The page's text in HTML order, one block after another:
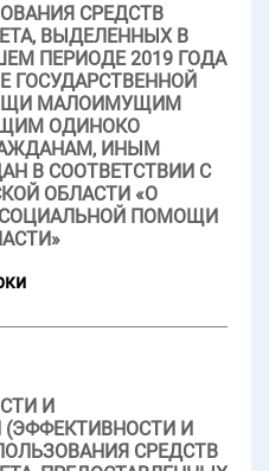
СРЕДСТВ
ВЫДЕЛЕННЫХ В
ПЕРИОДЕ 2019 ГОДА
ГОСУДАРСТВЕННОЙ
МАЛОИМУЩИМ
ОДИНОКО
ИНЫМ
В СООТВЕТСТВИИ С
ОБЛАСТИ «О
СОЦИАЛЬНОЙ ПОМОЩИ
И
(ЭФФЕКТИВНОСТИ И
СРЕДСТВ